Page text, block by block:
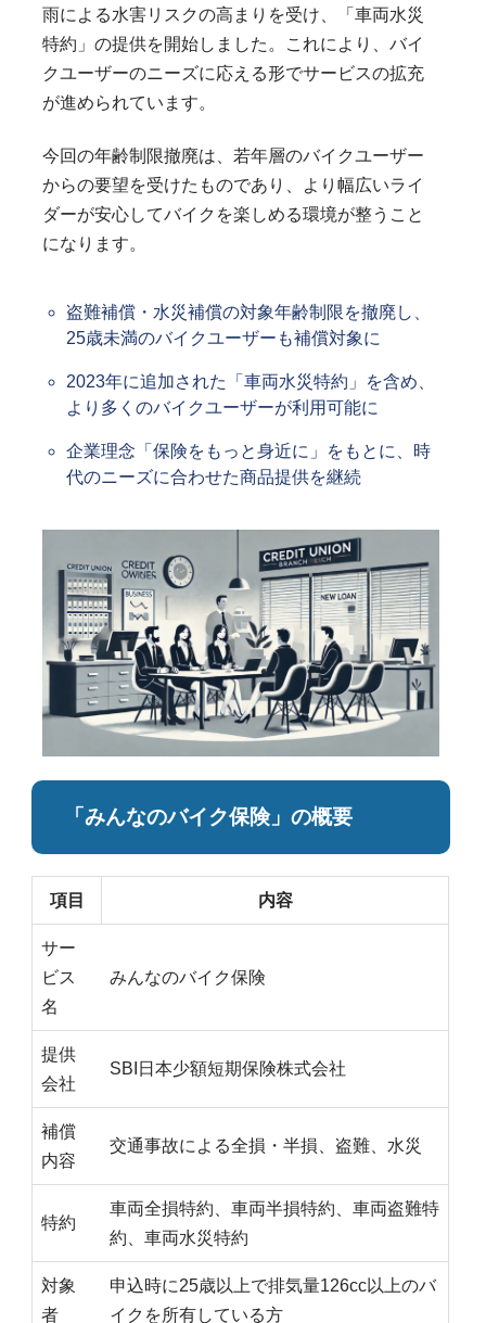
雨による水害リスクの高まりを受け、「車両水災
特約」の提供を開始しました。これにより、バイ
クユーザーのニーズに応える形でサービスの拡充
が進められています。
今回の年齢制限撤廃は、若年層のバイクユーザー
からの要望を受けたものであり、より幅広いライ
ダーが安心してバイクを楽しめる環境が整うこと
になります。
盗難補償・水災補償の対象年齢制限を撤廃し、
25歳未満のバイクユーザーも補償対象に
2023年に追加された「車両水災特約」を含め、
より多くのバイクユーザーが利用可能に
企業理念「保険をもっと身近に」をもとに、時
代のニーズに合わせた商品提供を継続
「みんなのバイク保険」の概要
項目 内容
サー
ビス
名
みんなのバイク保険
提供
会社
SBI日本少額短期保険株式会社
補償
内容
交通事故による全損・半損、盗難、水災
特約
車両全損特約、車両半損特約、車両盗難特
約、車両水災特約
対象
者
申込時に25歳以上で排気量126cc以上のバ
イクを所有している方